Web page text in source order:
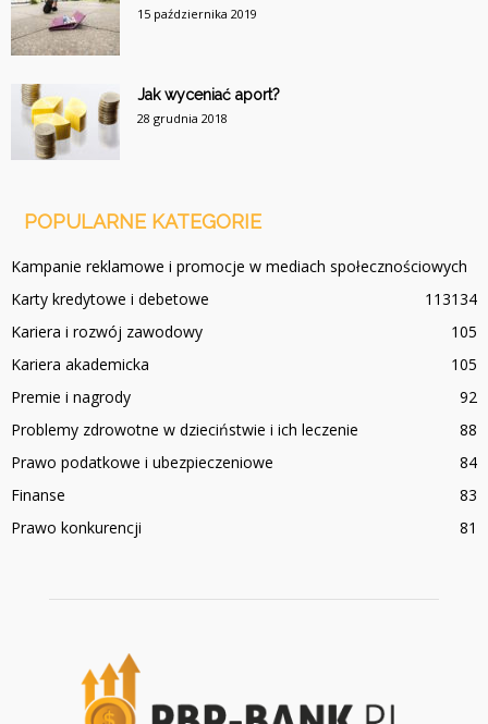
15 października 2019
Jak wyceniać aport?
28 grudnia 2018
POPULARNE KATEGORIE
Kampanie reklamowe i promocje w mediach społecznościowych
134
Karty kredytowe i debetowe
113
Kariera i rozwój zawodowy
105
Kariera akademicka
105
Premie i nagrody
92
Problemy zdrowotne w dzieciństwie i ich leczenie
88
Prawo podatkowe i ubezpieczeniowe
84
Finanse
83
Prawo konkurencji
81